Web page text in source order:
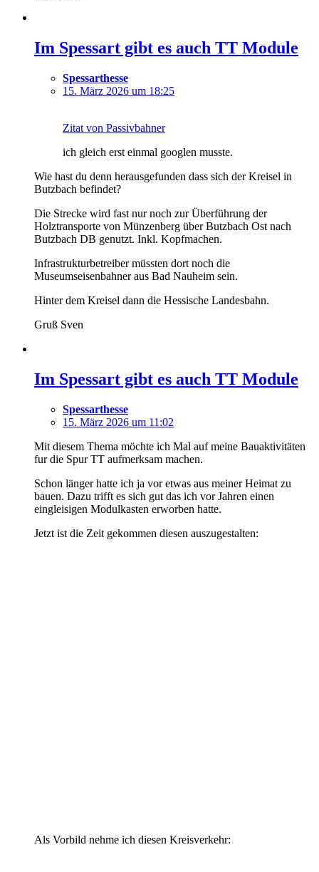
Im Spessart gibt es auch TT Module
Spessarthesse
15. März 2026 um 18:25
Zitat von Passivbahner
ich gleich erst einmal googlen musste.
Wie hast du denn herausgefunden dass sich der Kreisel in
Butzbach befindet?
Die Strecke wird fast nur noch zur Überführung der
Holztransporte von Münzenberg über Butzbach Ost nach
Butzbach DB genutzt. Inkl. Kopfmachen.
Infrastrukturbetreiber müssten dort noch die
Museumseisenbahner aus Bad Nauheim sein.
Hinter dem Kreisel dann die Hessische Landesbahn.
Gruß Sven
Im Spessart gibt es auch TT Module
Spessarthesse
15. März 2026 um 11:02
Mit diesem Thema möchte ich Mal auf meine Bauaktivitäten
fur die Spur TT aufmerksam machen.
Schon länger hatte ich ja vor etwas aus meiner Heimat zu
bauen. Dazu trifft es sich gut das ich vor Jahren einen
eingleisigen Modulkasten erworben hatte.
Jetzt ist die Zeit gekommen diesen auszugestalten:
Als Vorbild nehme ich diesen Kreisverkehr: